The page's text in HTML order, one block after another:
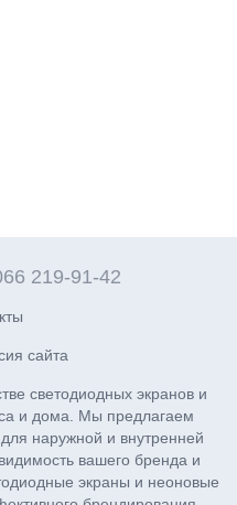
219-91-42
сайта
светодиодных экранов и
и дома. Мы предлагаем
наружной и внутренней
вашего бренда и
экраны и неоновые